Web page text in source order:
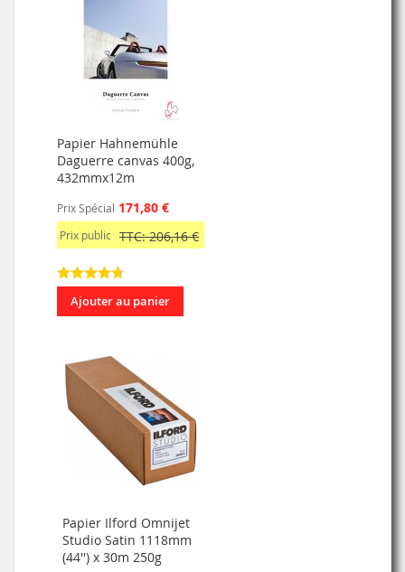
Papier Hahnemühle
Daguerre canvas 400g,
432mmx12m
Prix Spécial 171,80 €
Prix public TTC: 206,16 €
Ajouter au panier
Papier Ilford Omnijet
Studio Satin 1118mm
(44'') x 30m 250g